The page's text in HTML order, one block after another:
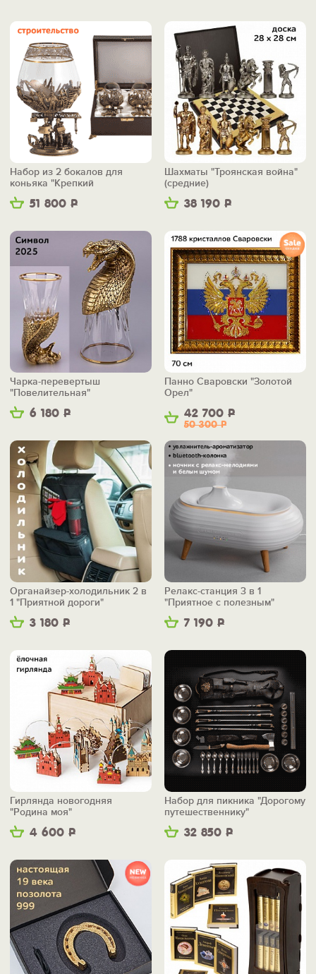
51 800 Р
Набор из 2 бокалов для
коньяка "Крепкий
фундамент"
38 190 Р
Шахматы "Троянская война"
(средние)
6 180 Р
Чарка-перевертыш
"Повелительная"
42 700 Р
50 300Р
Панно Сваровски "Золотой
Орел"
3 180 Р
Органайзер-холодильник 2 в
1 "Приятной дороги"
7 190 Р
Релакс-станция 3 в 1
"Приятное с полезным"
4 600 Р
Гирлянда новогодняя
"Родина моя"
32 850 Р
Набор для пикника "Дорогому
путешественнику"